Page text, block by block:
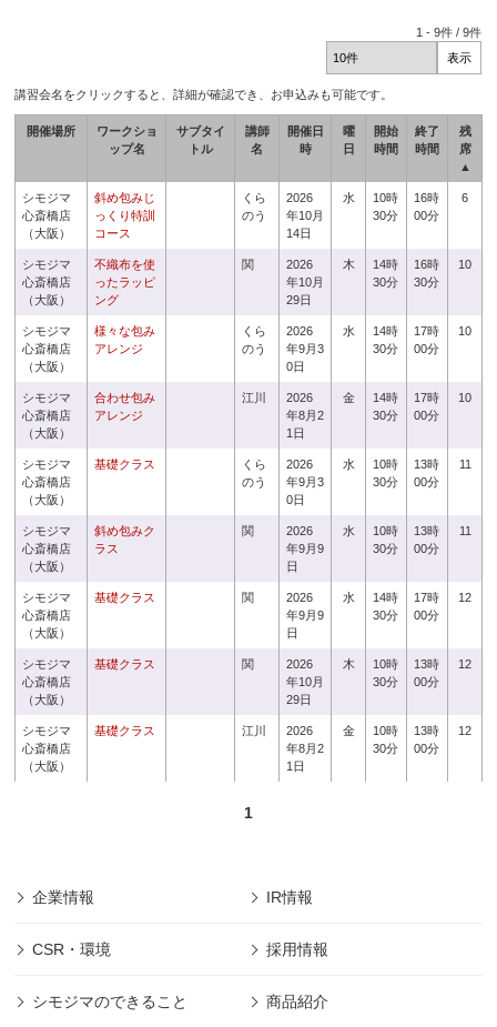
1 -9件 /9件
講習会名をクリックすると、詳細が確認でき、お申込みも可能です。
開催場所
ワークショ
ップ名
サブタイ
トル
講師
名
開催日
時
曜
日
開始
時間
終了
時間
残
席
▲
シモジマ
心斎橋店
（大阪）
斜め包みじ
っくり特訓
コース
くら
のう
2026
年10月
14日
水
10時
30分
16時
00分
6
シモジマ
心斎橋店
（大阪）
不織布を使
ったラッピ
ング
関
2026
年10月
29日
木
14時
30分
16時
30分
10
シモジマ
心斎橋店
（大阪）
様々な包み
アレンジ
くら
のう
2026
年9月3
0日
水
14時
30分
17時
00分
10
シモジマ
心斎橋店
（大阪）
合わせ包み
アレンジ
江川
2026
年8月2
1日
金
14時
30分
17時
00分
10
シモジマ
心斎橋店
（大阪）
基礎クラス
くら
のう
2026
年9月3
0日
水
10時
30分
13時
00分
11
シモジマ
心斎橋店
（大阪）
斜め包みク
ラス
関
2026
年9月9
日
水
10時
30分
13時
00分
11
シモジマ
心斎橋店
（大阪）
基礎クラス 関
2026
年9月9
日
水
14時
30分
17時
00分
12
シモジマ
心斎橋店
（大阪）
基礎クラス 関
2026
年10月
29日
木
10時
30分
13時
00分
12
シモジマ
心斎橋店
（大阪）
基礎クラス 江川
2026
年8月2
1日
金
10時
30分
13時
00分
12
1
企業情報 IR情報
CSR・環境 採用情報
シモジマのできること 商品紹介